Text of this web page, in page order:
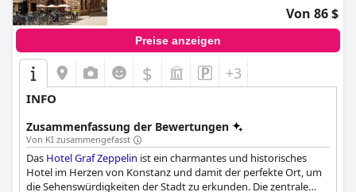
Von 86 $
Preise anzeigen
$ +3
INFO
Zusammenfassung der Bewertungen
Von KI zusammengefasst
Das Hotel Graf Zeppelin ist ein charmantes und historisches
Hotel im Herzen von Konstanz und damit der perfekte Ort, um
die Sehenswürdigkeiten der Stadt zu erkunden. Die zentrale